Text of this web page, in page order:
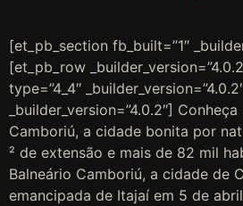
[et_pb_section fb_built=”1″
[et_pb_row
type=”4_4″
_builder_version=”4.0.2″]
Camboriú, a cidade bonita por
² de extensão e mais de 82 mil
Balneário Camboriú, a cidade de
emancipada de Itajaí em 5 de